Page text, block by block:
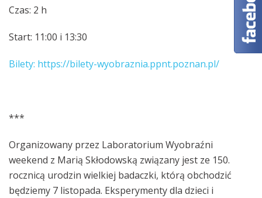
Czas: 2 h
Start: 11:00 i 13:30
Bilety: https://bilety-wyobraznia.ppnt.poznan.pl/
***
Organizowany przez Laboratorium Wyobraźni
weekend z Marią Skłodowską związany jest ze 150.
rocznicą urodzin wielkiej badaczki, którą obchodzić
będziemy 7 listopada. Eksperymenty dla dzieci i